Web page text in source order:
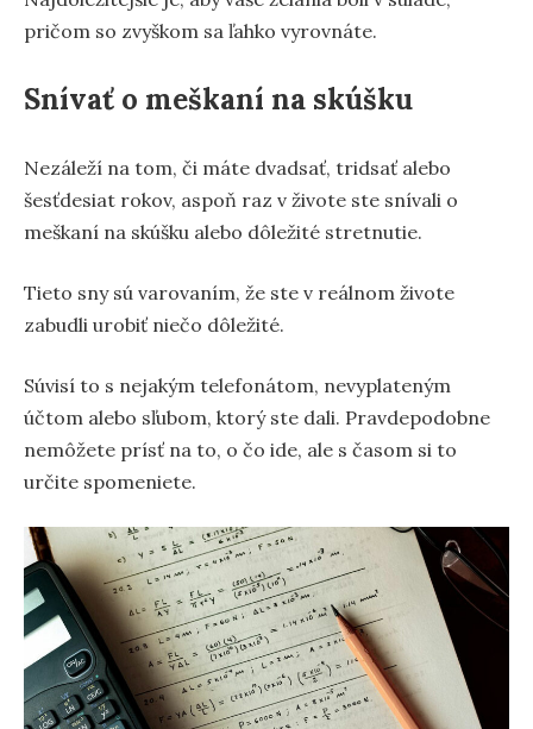
pričom so zvyškom sa ľahko vyrovnáte.
Snívať o meškaní na skúšku
Nezáleží na tom, či máte dvadsať, tridsať alebo
šesťdesiat rokov, aspoň raz v živote ste snívali o
meškaní na skúšku alebo dôležité stretnutie.
Tieto sny sú varovaním, že ste v reálnom živote
zabudli urobiť niečo dôležité.
Súvisí to s nejakým telefonátom, nevyplateným
účtom alebo sľubom, ktorý ste dali. Pravdepodobne
nemôžete prísť na to, o čo ide, ale s časom si to
určite spomeniete.